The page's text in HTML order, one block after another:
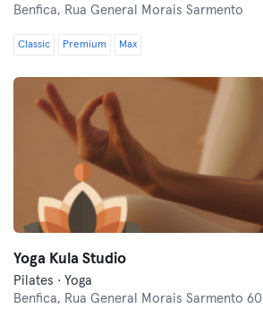
Benfica, Rua General Morais Sarmento
Classic Premium Max
Yoga Kula Studio
Pilates · Yoga
Benfica, Rua General Morais Sarmento 60